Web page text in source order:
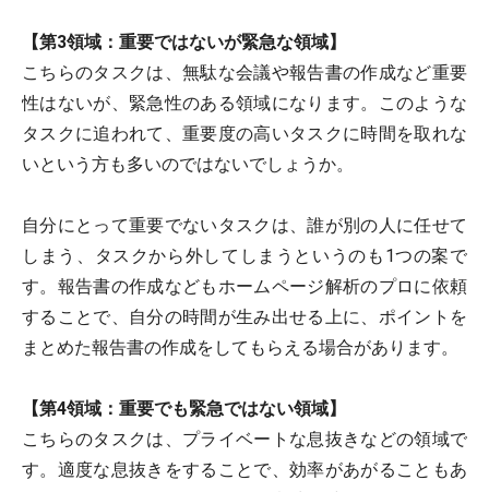
【第3領域：重要ではないが緊急な領域】
こちらのタスクは、無駄な会議や報告書の作成など重要
性はないが、緊急性のある領域になります。このような
タスクに追われて、重要度の高いタスクに時間を取れな
いという方も多いのではないでしょうか。
自分にとって重要でないタスクは、誰が別の人に任せて
しまう、タスクから外してしまうというのも1つの案で
す。報告書の作成などもホームページ解析のプロに依頼
することで、自分の時間が生み出せる上に、ポイントを
まとめた報告書の作成をしてもらえる場合があります。
【第4領域：重要でも緊急ではない領域】
こちらのタスクは、プライベートな息抜きなどの領域で
す。適度な息抜きをすることで、効率があがることもあ